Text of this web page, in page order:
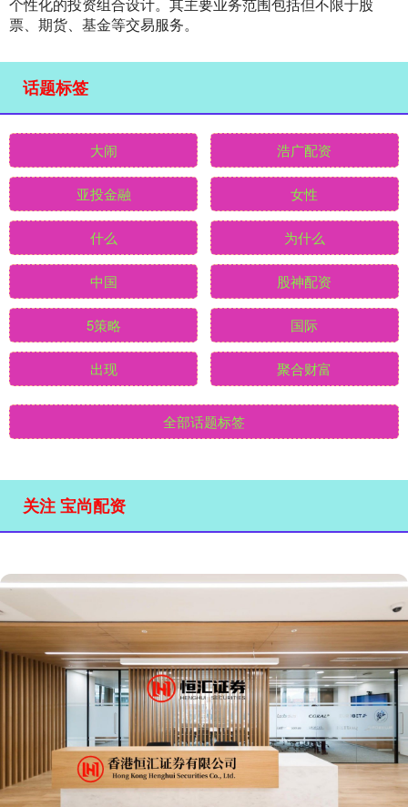
个性化的投资组合设计。其主要业务范围包括但不限于股
票、期货、基金等交易服务。
话题标签
大闹 浩广配资
亚投金融 女性
什么 为什么
中国 股神配资
5策略 国际
出现 聚合财富
全部话题标签
关注 宝尚配资